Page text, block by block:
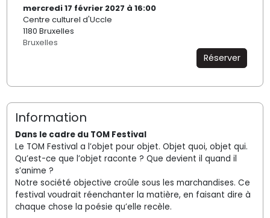
mercredi 17 février 2027 à 16:00
Centre culturel d'Uccle
1180 Bruxelles
Bruxelles
Réserver
Information
Dans le cadre du TOM Festival
Le TOM Festival a l’objet pour objet. Objet quoi, objet qui.
Qu’est-ce que l’objet raconte ? Que devient il quand il
s’anime ?
Notre société objective croûle sous les marchandises. Ce
festival voudrait réenchanter la matière, en faisant dire à
chaque chose la poésie qu’elle recèle.